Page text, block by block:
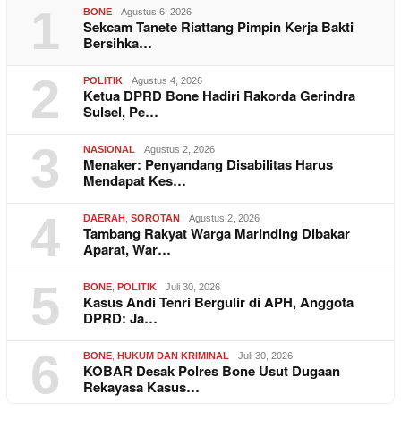
1 BONE Agustus 6, 2026
Sekcam Tanete Riattang Pimpin Kerja Bakti
Bersihka…
2 POLITIK Agustus 4, 2026
Ketua DPRD Bone Hadiri Rakorda Gerindra
Sulsel, Pe…
3 NASIONAL Agustus 2, 2026
Menaker: Penyandang Disabilitas Harus
Mendapat Kes…
4 DAERAH SOROTAN Agustus 2, 2026
Tambang Rakyat Warga Marinding Dibakar
Aparat, War…
5 BONE POLITIK Juli 30, 2026
Kasus Andi Tenri Bergulir di APH, Anggota
DPRD: Ja…
6 BONE HUKUM DAN KRIMINAL Juli 30, 2026
KOBAR Desak Polres Bone Usut Dugaan
Rekayasa Kasus…